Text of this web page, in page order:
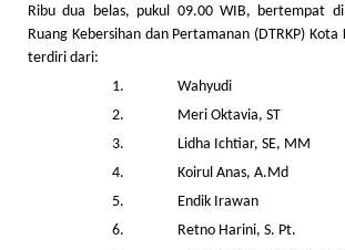
Ribu dua belas, pukul 09.00 WIB, bertempat
Ruang Kebersihan dan Pertamanan (DTRKP)
terdiri dari:
1. Wahyudi
2. Meri Oktavia, ST
3. Lidha Ichtiar, SE, MM
4. Koirul Anas, A.Md
5. Endik Irawan
6. Retno Harini, S. Pt.